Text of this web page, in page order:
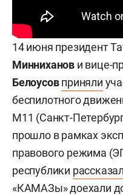
14 июня президент
Минниханов и вице-
Белоусов приняли
беспилотного
М11 (Санкт-
прошло в рамках
правового режима
республики рассказал
«КАМАЗы» доехали